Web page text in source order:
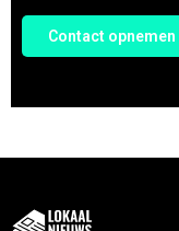
Contact opnemen